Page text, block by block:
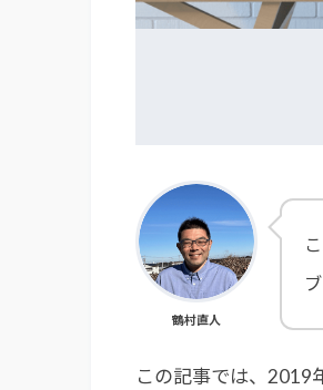
鶴村直人
この記事では、2019